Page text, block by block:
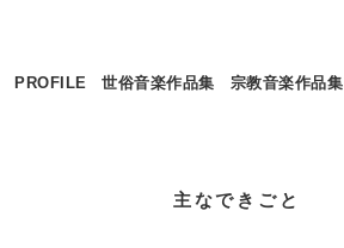
PROFILE 世俗音楽作品集 宗教音楽作品集
主なできごと